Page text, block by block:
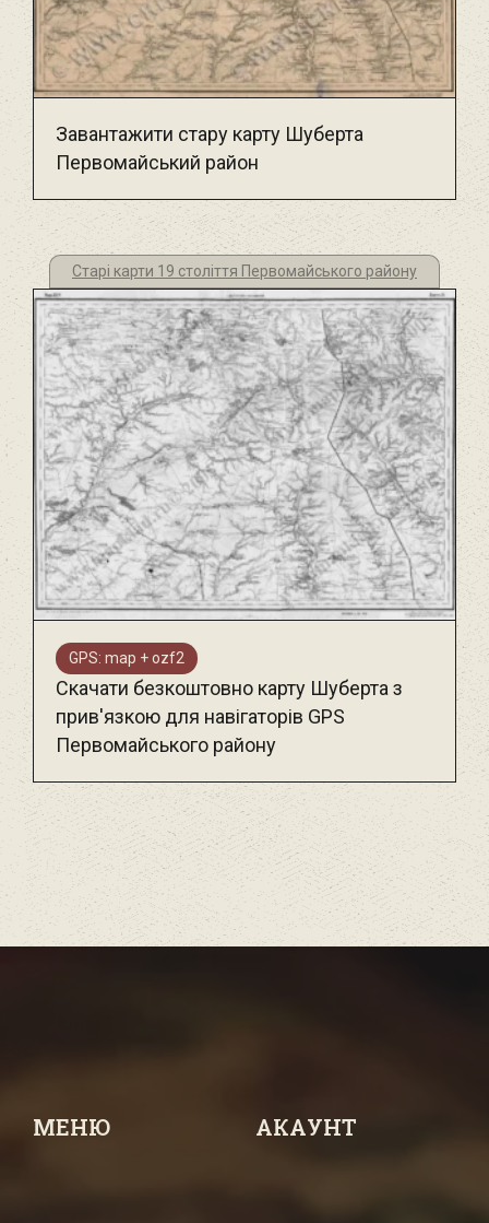
Завантажити стару карту Шуберта
Первомайський район
Старі карти 19 століття Первомайського району
GPS: map + ozf2
Скачати безкоштовно карту Шуберта з
прив'язкою для навігаторів GPS
Первомайського району
МЕНЮ АКАУНТ